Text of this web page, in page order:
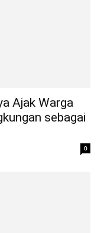
Ajak Warga
sebagai
0